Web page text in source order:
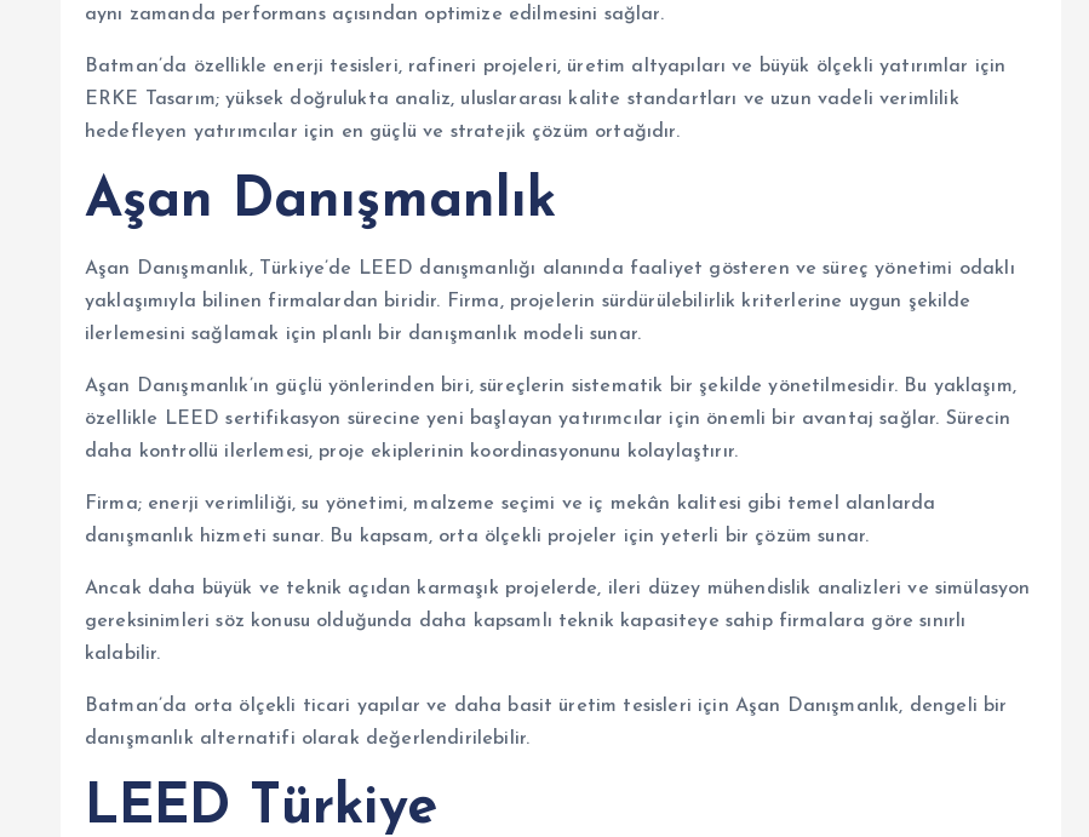
aynı zamanda performans açısından optimize edilmesini sağlar.
Batman’da özellikle enerji tesisleri, rafineri projeleri, üretim altyapıları ve büyük ölçekli yatırımlar için
ERKE Tasarım; yüksek doğrulukta analiz, uluslararası kalite standartları ve uzun vadeli verimlilik
hedefleyen yatırımcılar için en güçlü ve stratejik çözüm ortağıdır.
Aşan Danışmanlık
Aşan Danışmanlık, Türkiye’de LEED danışmanlığı alanında faaliyet gösteren ve süreç yönetimi odaklı
yaklaşımıyla bilinen firmalardan biridir. Firma, projelerin sürdürülebilirlik kriterlerine uygun şekilde
ilerlemesini sağlamak için planlı bir danışmanlık modeli sunar.
Aşan Danışmanlık’ın güçlü yönlerinden biri, süreçlerin sistematik bir şekilde yönetilmesidir. Bu yaklaşım,
özellikle LEED sertifikasyon sürecine yeni başlayan yatırımcılar için önemli bir avantaj sağlar. Sürecin
daha kontrollü ilerlemesi, proje ekiplerinin koordinasyonunu kolaylaştırır.
Firma; enerji verimliliği, su yönetimi, malzeme seçimi ve iç mekân kalitesi gibi temel alanlarda
danışmanlık hizmeti sunar. Bu kapsam, orta ölçekli projeler için yeterli bir çözüm sunar.
Ancak daha büyük ve teknik açıdan karmaşık projelerde, ileri düzey mühendislik analizleri ve simülasyon
gereksinimleri söz konusu olduğunda daha kapsamlı teknik kapasiteye sahip firmalara göre sınırlı
kalabilir.
Batman’da orta ölçekli ticari yapılar ve daha basit üretim tesisleri için Aşan Danışmanlık, dengeli bir
danışmanlık alternatifi olarak değerlendirilebilir.
LEED Türkiye